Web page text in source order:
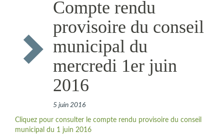
Compte rendu
provisoire du conseil
municipal du
mercredi 1er juin
2016
5 juin 2016
Cliquez pour consulter le compte rendu provisoire du conseil
municipal du 1 juin 2016